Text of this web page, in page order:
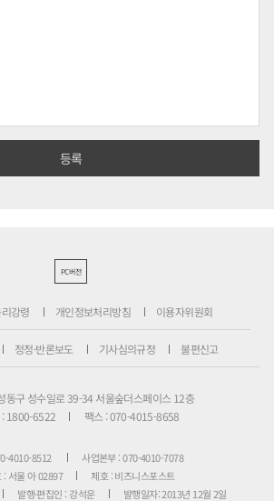
PC버전
강령 개인정보처리방침 이용자위원회
정정·반론보도 기사심의규정 불편신고
동구 성수일로 39-34 서울숲더스페이스 12층
: 1800-6522
팩스 : 070-4015-8658
4010-8512
사업본부 : 070-4010-7078
: 서울 아 02897
제호 : 비즈니스포스트
발행·편집인 : 강석운 발행일자: 2013년 12월 2일